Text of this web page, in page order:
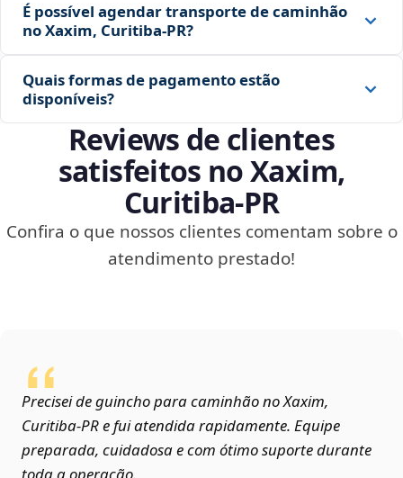
É possível agendar transporte de caminhão
no Xaxim, Curitiba‑PR?
Quais formas de pagamento estão
disponíveis?
Reviews de clientes
satisfeitos no Xaxim,
Curitiba‑PR
Confira o que nossos clientes comentam sobre o
atendimento prestado!
Precisei de guincho para caminhão no Xaxim,
Curitiba‑PR e fui atendida rapidamente. Equipe
preparada, cuidadosa e com ótimo suporte durante